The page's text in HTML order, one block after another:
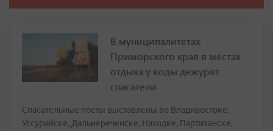
В муниципалитетах
Приморского края в местах
отдыха у воды дежурят
спасатели
Спасательные посты выставлены во Владивостоке,
Уссурийске, Дальнереченске, Находке, Партизанске,